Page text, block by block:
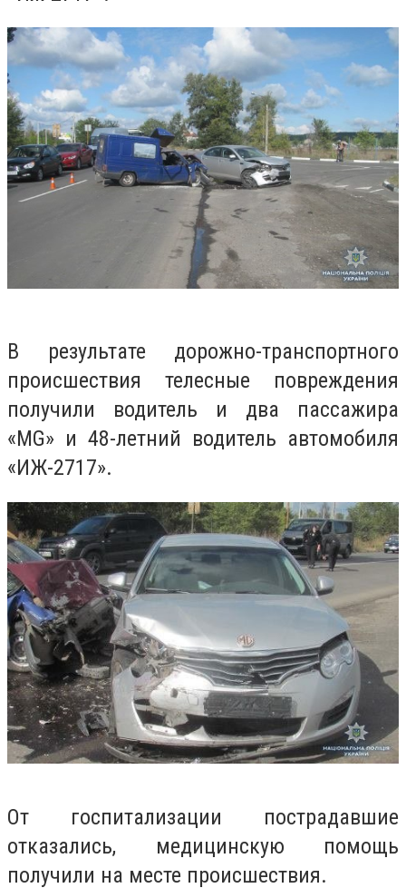
В результате дорожно-транспортного
происшествия телесные повреждения
получили водитель и два пассажира
«MG» и 48-летний водитель автомобиля
«ИЖ-2717».
От госпитализации пострадавшие
отказались, медицинскую помощь
получили на месте происшествия.